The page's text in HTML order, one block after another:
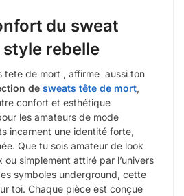
du sweat
rebelle
tete de mort , affirme aussi ton
de sweats tête de mort,
confort et esthétique
les amateurs de mode
incarnent une identité forte,
Que tu sois amateur de look
simplement attiré par l’univers
symboles underground, cette
toi. Chaque pièce est conçue